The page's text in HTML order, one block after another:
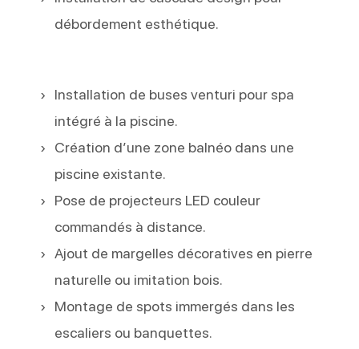
débordement esthétique.
Installation de buses venturi pour spa
intégré à la piscine.
Création d’une zone balnéo dans une
piscine existante.
Pose de projecteurs LED couleur
commandés à distance.
Ajout de margelles décoratives en pierre
naturelle ou imitation bois.
Montage de spots immergés dans les
escaliers ou banquettes.